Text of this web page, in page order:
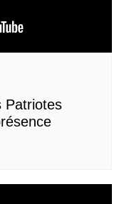
Patriotes